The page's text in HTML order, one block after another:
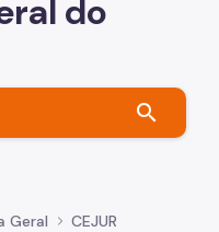
do
search
Geral
CEJUR